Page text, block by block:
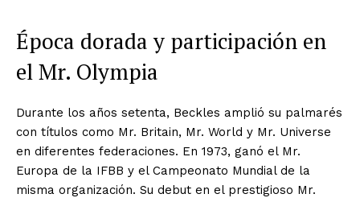
Época dorada y participación en
el Mr. Olympia
Durante los años setenta, Beckles amplió su palmarés
con títulos como Mr. Britain, Mr. World y Mr. Universe
en diferentes federaciones. En 1973, ganó el Mr.
Europa de la IFBB y el Campeonato Mundial de la
misma organización. Su debut en el prestigioso Mr.